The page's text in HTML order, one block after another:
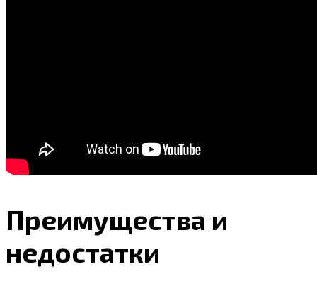
Преимущества и
недостатки